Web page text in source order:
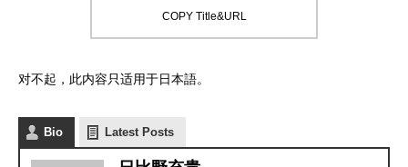
COPY Title&URL
对不起，此内容只适用于日本語。
Bio Latest Posts